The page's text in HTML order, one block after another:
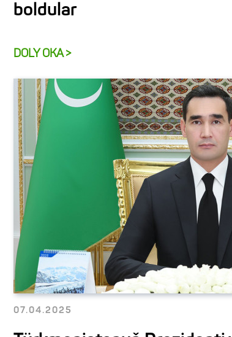
boldular
DOLY OKA >
07.04.2025